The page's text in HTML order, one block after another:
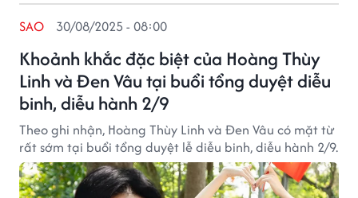
Khoảnh khắc đặc biệt của Hoàng Thùy
Linh và Đen Vâu tại buổi tổng duyệt diễu
binh, diễu hành 2/9
SAO 30/08/2025 - 08:00
Theo ghi nhận, Hoàng Thùy Linh và Đen Vâu có mặt từ
rất sớm tại buổi tổng duyệt lễ diễu binh, diễu hành 2/9.